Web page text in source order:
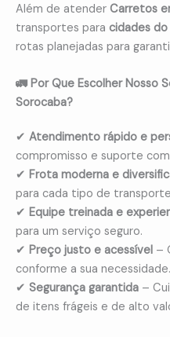
Além de atender Carretos
transportes para cidades
rotas planejadas para
🚛 Por Que Escolher Nosso
Sorocaba?
✔ Atendimento rápido e
compromisso e suporte
✔ Frota moderna e
para cada tipo de
✔ Equipe treinada e
para um serviço seguro.
✔ Preço justo e acessível –
conforme a sua necessidade.
✔ Segurança garantida –
de itens frágeis e de alto